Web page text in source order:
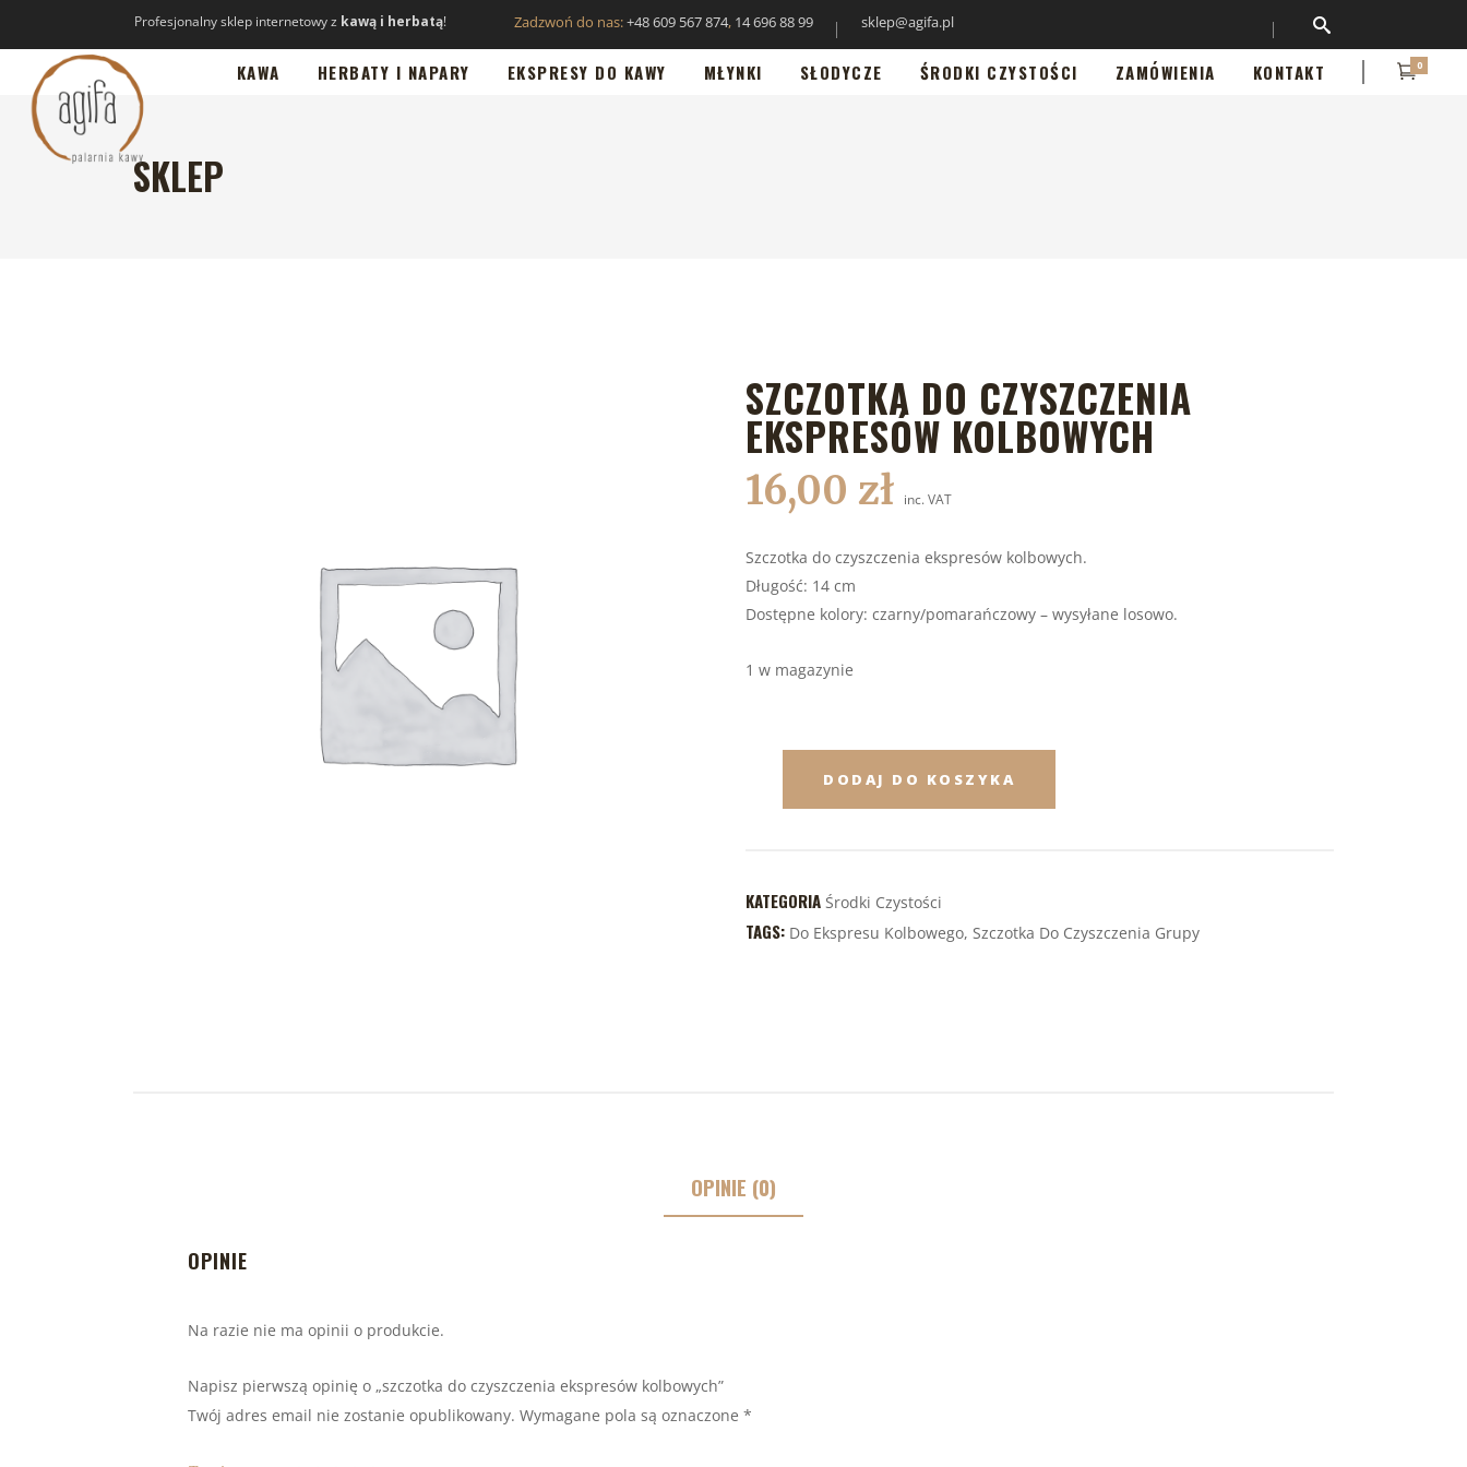
Profesjonalny sklep internetowy z kawą i herbatą! Zadzwoń do nas:+48 609 567 874, 14 696 88 99 sklep@agifa.pl
KAWA HERBATY I NAPARY EKSPRESY DO KAWY MŁYNKI SŁODYCZE ŚRODKI CZYSTOŚCI ZAMÓWIENIA KONTAKT 0
SKLEP
SZCZOTKA DO CZYSZCZENIA
EKSPRESÓW KOLBOWYCH
16,00 zł inc. VAT
Szczotka do czyszczenia ekspresów kolbowych.
Długość: 14 cm
Dostępne kolory: czarny/pomarańczowy – wysyłane losowo.
1 w magazynie
DODAJ DO KOSZYKA
KATEGORIA Środki Czystości
TAGS: Do Ekspresu Kolbowego, Szczotka Do Czyszczenia Grupy
OPINIE (0)
OPINIE
Na razie nie ma opinii o produkcie.
Napisz pierwszą opinię o „szczotka do czyszczenia ekspresów kolbowych”
Twój adres email nie zostanie opublikowany. Wymagane pola są oznaczone *